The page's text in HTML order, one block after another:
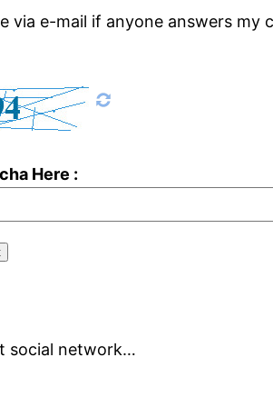
via e-mail if anyone answers my
Here :
social network…